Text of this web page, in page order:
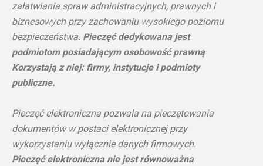
załatwiania spraw administracyjnych, prawnych i
biznesowych przy zachowaniu wysokiego poziomu
bezpieczeństwa. Pieczęć dedykowana jest
podmiotom posiadającym osobowość prawną
Korzystają z niej: firmy, instytucje i podmioty
publiczne.
Pieczęć elektroniczna pozwala na pieczętowania
dokumentów w postaci elektronicznej przy
wykorzystaniu wyłącznie danych firmowych.
Pieczęć elektroniczna nie jest równoważna